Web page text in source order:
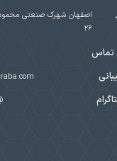
اصفهان شهرک صنعتی محمود
۲۶
تماس